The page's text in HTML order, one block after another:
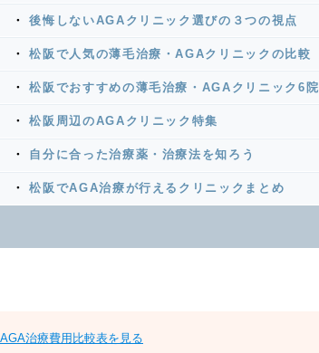
後悔しないAGAクリニック選びの３つの視点
松阪で人気の薄毛治療・AGAクリニックの比較
松阪でおすすめの薄毛治療・AGAクリニック6院
松阪周辺のAGAクリニック特集
自分に合った治療薬・治療法を知ろう
松阪でAGA治療が行えるクリニックまとめ
治療費用比較表を見る